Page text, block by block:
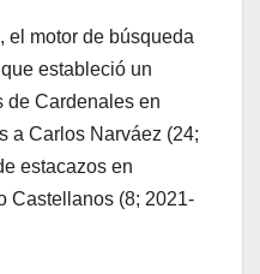
el motor de búsqueda
estableció un
de Cardenales en
a Carlos Narváez (24;
estacazos en
Castellanos (8; 2021-